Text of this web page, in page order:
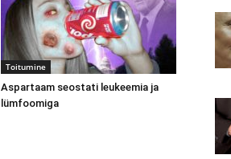
Toitumine
Aspartaam seostati leukeemia ja
lümfoomiga